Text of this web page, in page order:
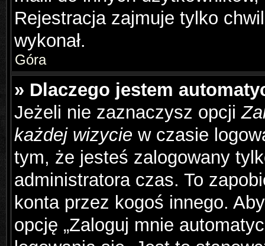
Rejestracja zajmuje tylko
wykonał.
Góra
» Dlaczego jestem
Jeżeli nie zaznaczysz opcji
każdej wizycie w czasie
tym, że jesteś zalogowany
administratora czas. To
konta przez kogoś innego.
opcję „Zaloguj mnie